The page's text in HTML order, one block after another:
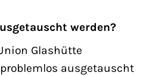
werden?
Glashütte
ausgetauscht